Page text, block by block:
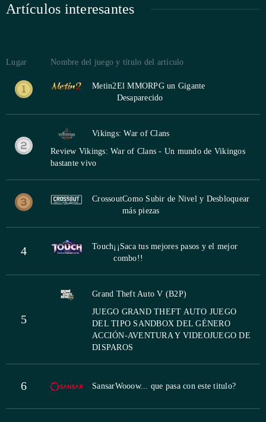
Artículos interesantes
Lugar Nombre del juego y título del artículo
Metin2El MMORPG un Gigante
Desaparecido
Vikings: War of Clans
Review Vikings: War of Clans - Un mundo de Vikingos
bastante vivo
CrossoutComo Subir de Nivel y Desbloquear
más piezas
4 Touch¡¡Saca tus mejores pasos y el mejor
combo!!
5
Grand Theft Auto V (B2P)
JUEGO GRAND THEFT AUTO JUEGO
DEL TIPO SANDBOX DEL GÉNERO
ACCIÓN-AVENTURA Y VIDEOJUEGO DE
DISPAROS
6 SansarWooow... que pasa con este titulo?